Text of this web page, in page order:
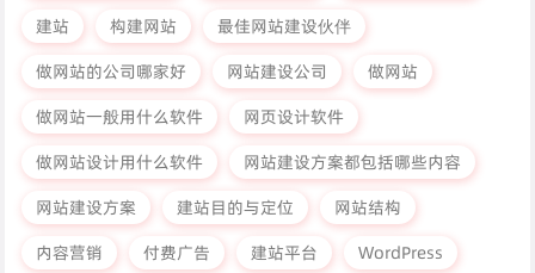
建站
构建网站
最佳网站建设伙伴
做网站的公司哪家好
网站建设公司
做网站
做网站一般用什么软件
网页设计软件
做网站设计用什么软件
网站建设方案都包括哪些内容
网站建设方案
建站目的与定位
网站结构
内容营销
付费广告 建站平台
WordPress